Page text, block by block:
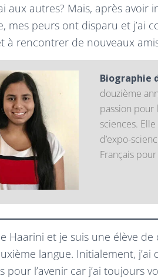
aux autres? Mais, après avoir
mes peurs ont disparu et j’ai
à rencontrer de nouveaux
Biographie
douzième
passion pour
sciences.
d’expo-
Français pour
Haarini et je suis une élève
langue. Initialement,
pour l’avenir car j’ai toujours